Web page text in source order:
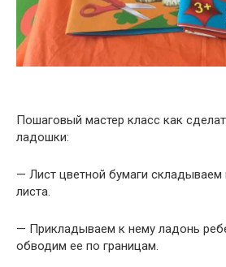
Пошаговый мастер класс как
ладошки:
— Лист цветной бумаги
листа.
— Прикладываем к нему ладонь
обводим ее по границам.